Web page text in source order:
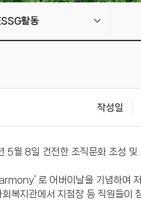
활동
작성일
8일 건전한 조직문화 조성 및
로 어버이날을 기념하여
복지관에서 지점장 등 직원들이